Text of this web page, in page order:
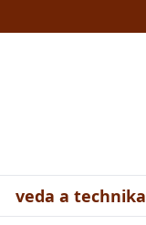
veda a technika